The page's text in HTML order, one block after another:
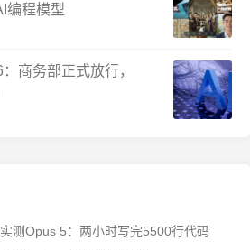
编程模型
商务部正式放行，
测Opus 5：两小时写完5500行代码